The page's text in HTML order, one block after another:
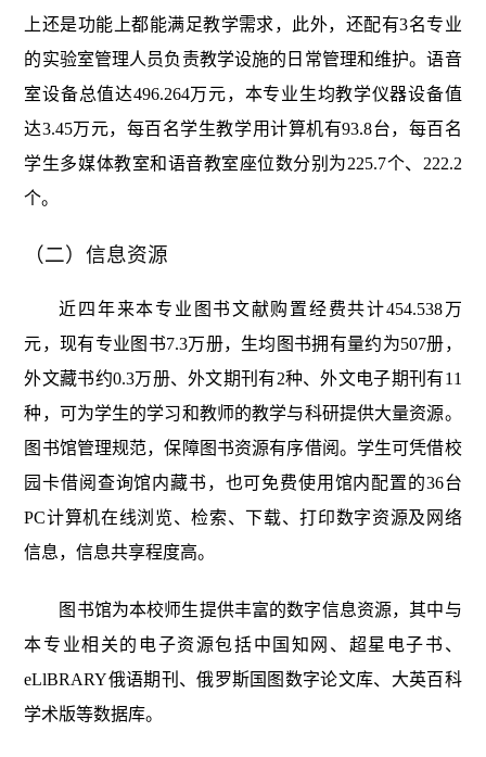
上还是功能上都能满足教学需求，此外，还配有3名专业
的实验室管理人员负责教学设施的日常管理和维护。语音
室设备总值达496.264万元，本专业生均教学仪器设备值
达3.45万元，每百名学生教学用计算机有93.8台，每百名
学生多媒体教室和语音教室座位数分别为225.7个、222.2
个。
（二）信息资源
近四年来本专业图书文献购置经费共计454.538万
元，现有专业图书7.3万册，生均图书拥有量约为507册，
外文藏书约0.3万册、外文期刊有2种、外文电子期刊有11
种，可为学生的学习和教师的教学与科研提供大量资源。
图书馆管理规范，保障图书资源有序借阅。学生可凭借校
园卡借阅查询馆内藏书，也可免费使用馆内配置的36台
PC计算机在线浏览、检索、下载、打印数字资源及网络
信息，信息共享程度高。
图书馆为本校师生提供丰富的数字信息资源，其中与
本专业相关的电子资源包括中国知网、超星电子书、
eLlBRARY俄语期刊、俄罗斯国图数字论文库、大英百科
学术版等数据库。